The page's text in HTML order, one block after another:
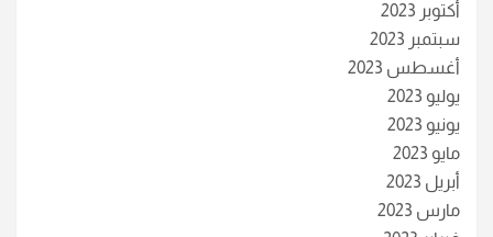
أكتوبر 2023
سبتمبر 2023
أغسطس 2023
يوليو 2023
يونيو 2023
مايو 2023
أبريل 2023
مارس 2023